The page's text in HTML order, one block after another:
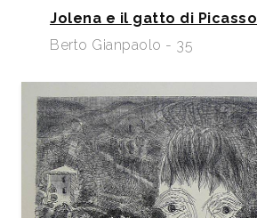
Jolena e il gatto di Picasso
Berto Gianpaolo - 35